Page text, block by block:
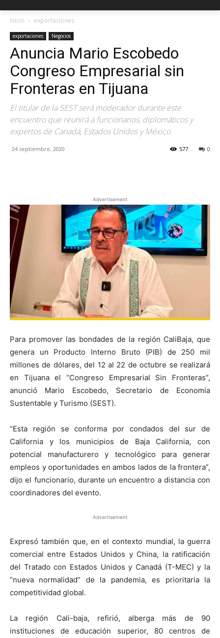
Inicio exportaciones
exportaciones Negocios
Anuncia Mario Escobedo
Congreso Empresarial sin
Fronteras en Tijuana
El titular de la SEST será moderador durante este
encuentro que reunirá a funcionarios, diplomáticos y
expertos de Canadá, Estados Unidos y México.
24 septiembre, 2020 0
577
Advertisement
Para promover las bondades de la región CaliBaja, que
genera un Producto Interno Bruto (PIB) de 250 mil
millones de dólares, del 12 al 22 de octubre se realizará
en Tijuana el “Congreso Empresarial Sin Fronteras”,
anunció Mario Escobedo, Secretario de Economía
Sustentable y Turismo (SEST).
“Esta región se conforma por condados del sur de
California y los municipios de Baja California, con
potencial manufacturero y tecnológico para generar
empleos y oportunidades en ambos lados de la frontera”,
dijo el funcionario, durante un encuentro a distancia con
coordinadores del evento.
Advertisement
Expresó también que, en el contexto mundial, la guerra
comercial entre Estados Unidos y China, la ratificación
del Tratado con Estados Unidos y Canadá (T-MEC) y la
“nueva normalidad” de la pandemia, es prioritaria la
competitividad global.
La región Cali-baja, refirió, alberga más de 90
instituciones de educación superior, 80 centros de